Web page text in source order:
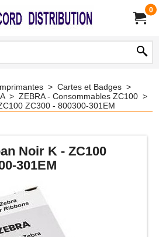
0
> Cartes et Badges >
> ZEBRA - Consommables ZC100 >
ZC300 - 800300-301EM
Noir K - ZC100
301EM